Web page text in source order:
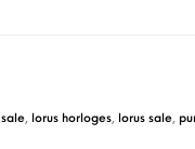
sale, lorus horloges, lorus sale,